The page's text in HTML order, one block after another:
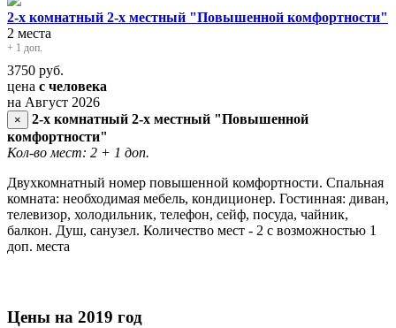
2-х комнатный 2-х местный "Повышенной комфортности"
2 места
+ 1 доп.
3750 руб.
цена с человека
на Август 2026
×
2-х комнатный 2-х местный "Повышенной
комфортности"
Кол-во мест: 2 + 1 доп.
Двухкомнатный номер повышенной комфортности. Спальная
комната: необходимая мебель, кондиционер. Гостинная: диван,
телевизор, холодильник, телефон, сейф, посуда, чайник,
балкон. Душ, санузел. Количество мест - 2 с возможностью 1
доп. места
Цены на 2019 год